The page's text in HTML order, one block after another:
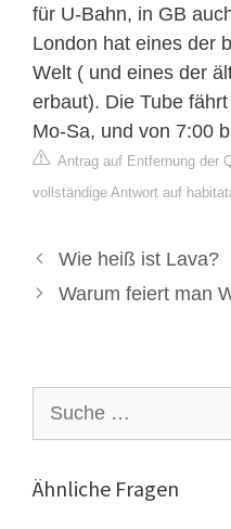
für U-Bahn, in GB
London hat eines der
Welt ( und eines der
erbaut). Die Tube
Mo-Sa, und von 7:00
Antrag auf Entfernung der
vollständige Antwort auf
Wie heiß ist Lava?
Warum feiert man
nach:
Ähnliche Fragen